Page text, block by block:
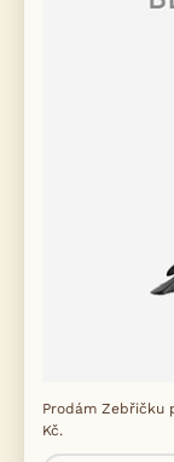
Prodám Zebřičku
Kč.